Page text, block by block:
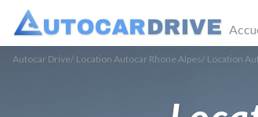
Autocar Drive/ Location Autocar Rhone Alpes/ Location